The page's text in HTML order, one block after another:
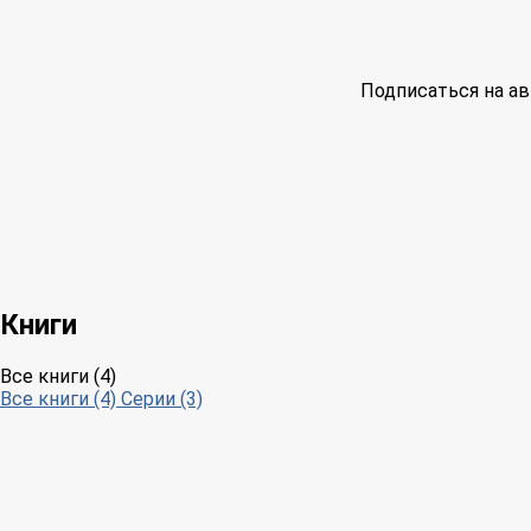
Подписаться на
Книги
Все книги (4)
Все книги (4) Серии (3)